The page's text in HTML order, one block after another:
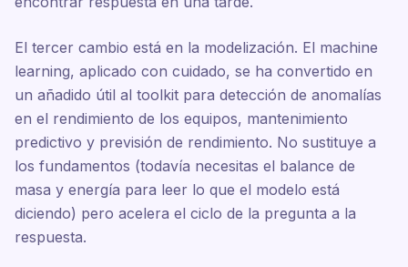
El tercer cambio está en la modelización. El machine
learning, aplicado con cuidado, se ha convertido en
un añadido útil al toolkit para detección de anomalías
en el rendimiento de los equipos, mantenimiento
predictivo y previsión de rendimiento. No sustituye a
los fundamentos (todavía necesitas el balance de
masa y energía para leer lo que el modelo está
diciendo) pero acelera el ciclo de la pregunta a la
respuesta.